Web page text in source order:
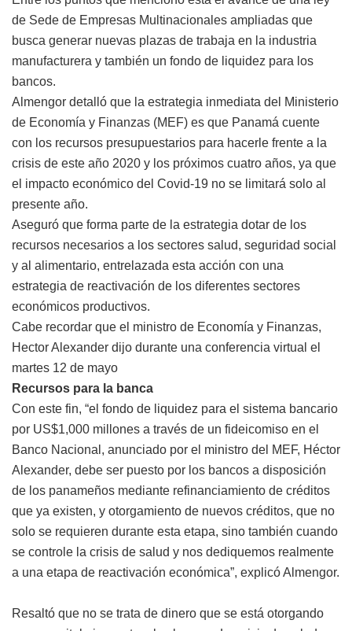
de Sede de Empresas Multinacionales ampliadas que
busca generar nuevas plazas de trabaja en la industria
manufacturera y también un fondo de liquidez para los
bancos.
Almengor detalló que la estrategia inmediata del Ministerio
de Economía y Finanzas (MEF) es que Panamá cuente
con los recursos presupuestarios para hacerle frente a la
crisis de este año 2020 y los próximos cuatro años, ya que
el impacto económico del Covid-19 no se limitará solo al
presente año.
Aseguró que forma parte de la estrategia dotar de los
recursos necesarios a los sectores salud, seguridad social
y al alimentario, entrelazada esta acción con una
estrategia de reactivación de los diferentes sectores
económicos productivos.
Cabe recordar que el ministro de Economía y Finanzas,
Hector Alexander dijo durante una conferencia virtual el
martes 12 de mayo
Recursos para la banca
Con este fin, “el fondo de liquidez para el sistema bancario
por US$1,000 millones a través de un fideicomiso en el
Banco Nacional, anunciado por el ministro del MEF, Héctor
Alexander, debe ser puesto por los bancos a disposición
de los panameños mediante refinanciamiento de créditos
que ya existen, y otorgamiento de nuevos créditos, que no
solo se requieren durante esta etapa, sino también cuando
se controle la crisis de salud y nos dediquemos realmente
a una etapa de reactivación económica”, explicó Almengor.
Resaltó que no se trata de dinero que se está otorgando